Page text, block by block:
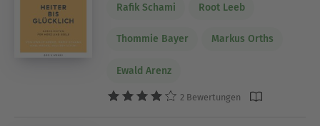
Rafik Schami Root Leeb
Thommie Bayer Markus Orths
Ewald Arenz
2 Bewertungen